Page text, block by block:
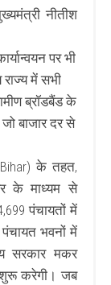
नीतीश
पर भी
राज्य में सभी
ब्रॉडबैंड के
जो बाजार दर से
के तहत,
के माध्यम से
पंचायतों में
भवनों में
सरकार मकर
शुरू करेगी। जब